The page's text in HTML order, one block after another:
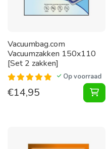
Vacuumbag.com
Vacuumzakken 150x110
[Set 2 zakken]
Op voorraad
€14,95